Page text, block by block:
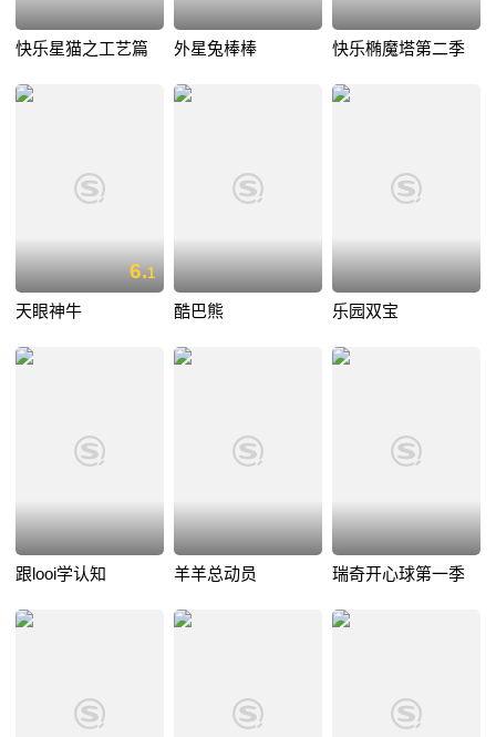
快乐星猫之工艺篇 外星兔棒棒 快乐椭魔塔第二季
6.1
天眼神牛 酷巴熊 乐园双宝
跟looi学认知 羊羊总动员 瑞奇开心球第一季